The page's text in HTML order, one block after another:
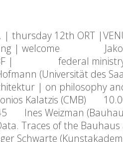
thursday 12th ORT
| welcome Jakob
| federal ministry
(Universität des
| on philosophy
Kalatzis (CMB)
Ines Weizman
of the Bauhaus
Schwarte